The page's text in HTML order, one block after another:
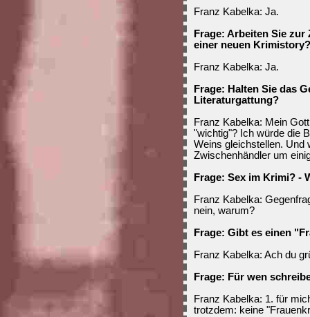
Franz Kabelka: Ja.
Frage: Arbeiten Sie
einer neuen Krimistory?
Franz Kabelka: Ja.
Frage: Halten Sie das
Literaturgattung?
Franz Kabelka: Mein
"wichtig"? Ich würde die
Weins gleichstellen. Und
Zwischenhändler um
Frage: Sex im Krimi? -
Franz Kabelka:
nein, warum?
Frage: Gibt es einen
Franz Kabelka: Ach du
Frage: Für wen
Franz Kabelka: 1. für
trotzdem: keine